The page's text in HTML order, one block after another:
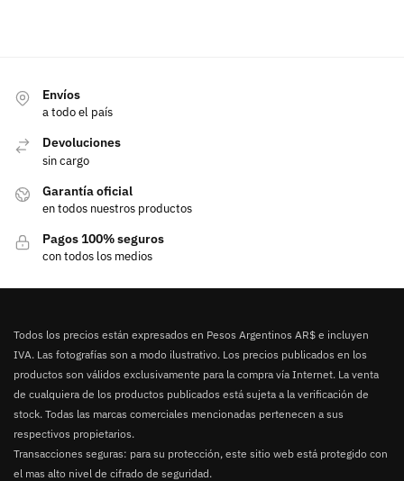
Envíos
a todo el país
Devoluciones
sin cargo
Garantía oficial
en todos nuestros productos
Pagos 100% seguros
con todos los medios
Todos los precios están expresados en Pesos Argentinos AR$ e incluyen
IVA. Las fotografías son a modo ilustrativo. Los precios publicados en los
productos son válidos exclusivamente para la compra vía Internet. La venta
de cualquiera de los productos publicados está sujeta a la verificación de
stock. Todas las marcas comerciales mencionadas pertenecen a sus
respectivos propietarios.
Transacciones seguras: para su protección, este sitio web está protegido con
el mas alto nivel de cifrado de seguridad.